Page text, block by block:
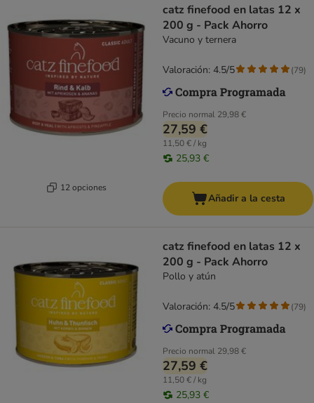
12 opciones
catz finefood en latas 12 x
200 g - Pack Ahorro
Vacuno y ternera
Precio normal 29,98 €
27,59 €
11,50 € / kg
25,93 €
Valoración: 4.5/5 (79)
Añadir a la cesta
catz finefood en latas 12 x
200 g - Pack Ahorro
Pollo y atún
Precio normal 29,98 €
27,59 €
11,50 € / kg
25,93 €
Valoración: 4.5/5 (79)